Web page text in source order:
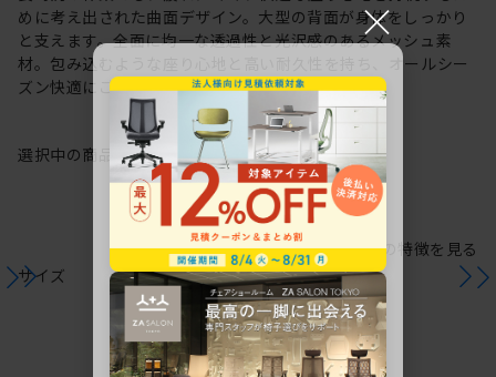
めに考え出された曲面デザイン。大型の背面が身体をしっかり
と支えます。全面に均一な透過性と光沢感のあるメッシュ素
材。包み込むような座り心地と高い耐久性を持ち、オールシー
ズン快適にご使用いただけます。
選択中の商品情報保証 注意事項
サイズ
シリーズの特徴を見る
×